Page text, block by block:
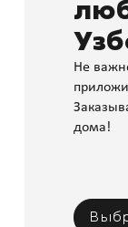
Не
дома!